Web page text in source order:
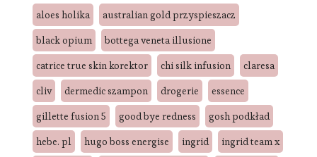
aloes holika
australian gold przyspieszacz
black opium
bottega veneta illusione
catrice true skin korektor
chi silk infusion
claresa
cliv
dermedic szampon drogerie
essence
gillette fusion 5
good bye redness
gosh podkład
hebe. pl
hugo boss energise ingrid
ingrid team x